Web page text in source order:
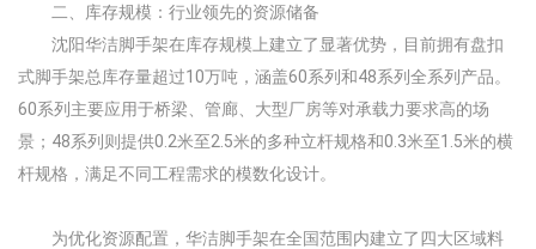
二、库存规模：行业领先的资源储备
沈阳华洁脚手架在库存规模上建立了显著优势，目前拥有盘扣
式脚手架总库存量超过10万吨，涵盖60系列和48系列全系列产品。
60系列主要应用于桥梁、管廊、大型厂房等对承载力要求高的场
景；48系列则提供0.2米至2.5米的多种立杆规格和0.3米至1.5米的横
杆规格，满足不同工程需求的模数化设计。
为优化资源配置，华洁脚手架在全国范围内建立了四大区域料